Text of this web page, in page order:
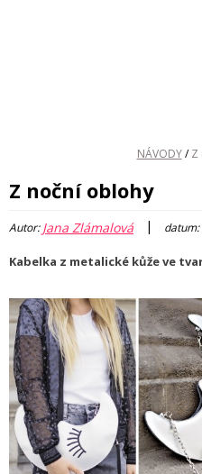
NÁVODY / Z
Z noční oblohy
Autor:Jana Zlámalová |
Kabelka z metalické kůže ve